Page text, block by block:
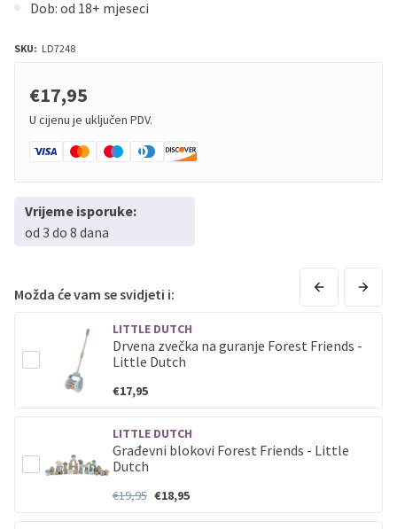
Dob: od 18+ mjeseci
SKU: LD7248
€17,95
U cijenu je uključen PDV.
Vrijeme isporuke:
od 3 do 8 dana
Možda će vam se svidjeti i:
LITTLE DUTCH
Drvena zvečka na guranje Forest Friends -
Little Dutch
€17,95
LITTLE DUTCH
Građevni blokovi Forest Friends - Little
Dutch
€19,95 €18,95